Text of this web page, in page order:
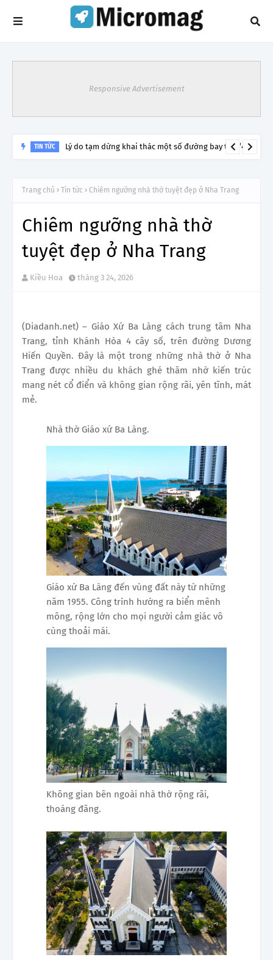
Responsive Advertisement
TIN TỨC Lý do tạm dừng khai thác một số đường bay từ 1/4
Trang chủ Tin tức Chiêm ngưỡng nhà thờ tuyệt đẹp ở Nha Trang
Chiêm ngưỡng nhà thờ
tuyệt đẹp ở Nha Trang
Kiều Hoa tháng 3 24, 2026
(Diadanh.net) – Giáo Xứ Ba Làng cách trung tâm Nha
Trang, tỉnh Khánh Hòa 4 cây số, trên đường Dương
Hiến Quyền. Đây là một trong những nhà thờ ở Nha
Trang được nhiều du khách ghé thăm nhờ kiến trúc
mang nét cổ điển và không gian rộng rãi, yên tĩnh, mát
mẻ.
Nhà thờ Giáo xứ Ba Làng.
Giáo xứ Ba Làng đến vùng đất này từ những
năm 1955. Công trình hướng ra biển mênh
mông, rộng lớn cho mọi người cảm giác vô
cùng thoải mái.
Không gian bên ngoài nhà thờ rộng rãi,
thoáng đãng.